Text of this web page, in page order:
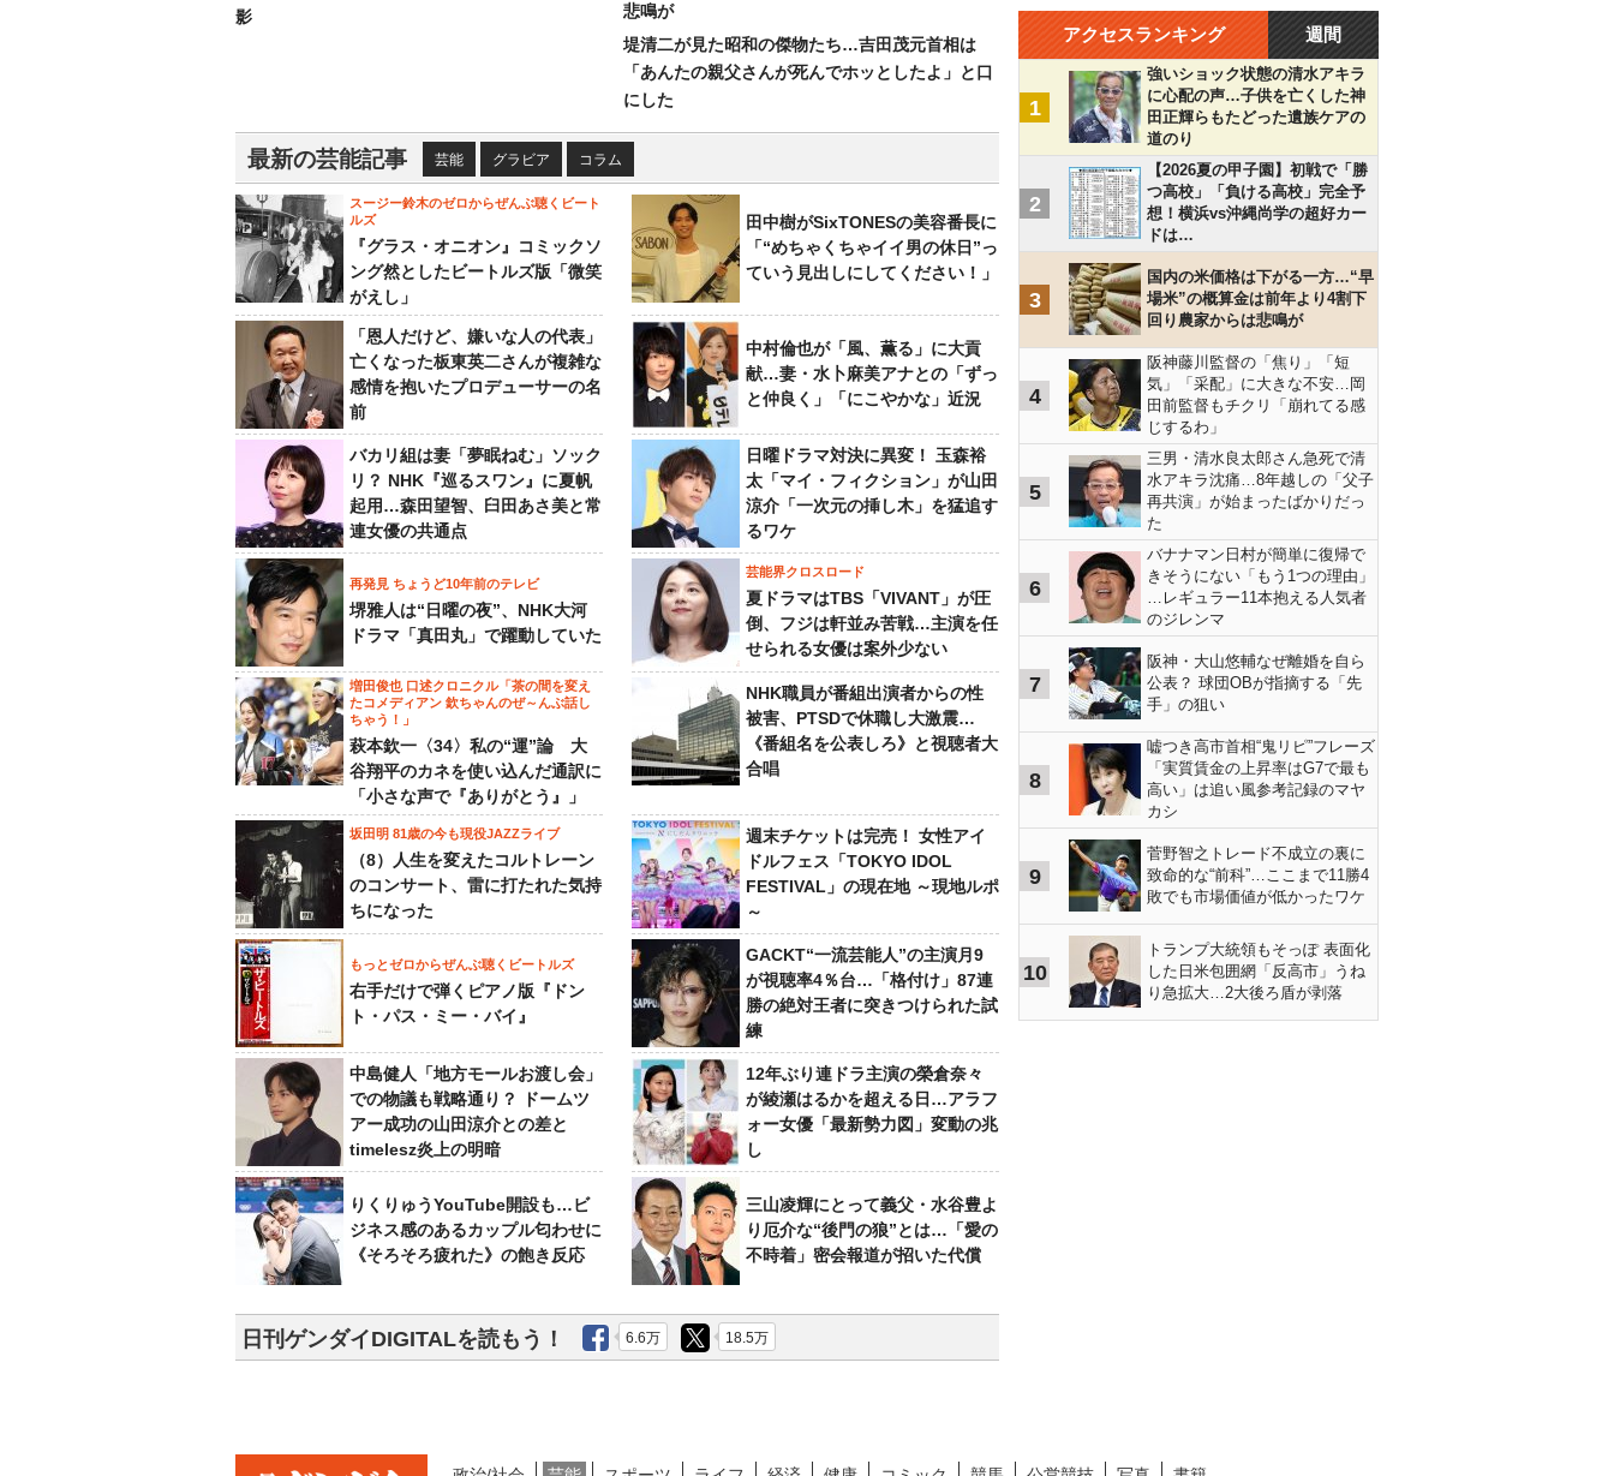
影
悲鳴が
堤清二が見た昭和の傑物たち…吉田茂元首相は
「あんたの親父さんが死んでホッとしたよ」と口
にした
最新の芸能記事 芸能 グラビア コラム
スージー鈴木のゼロからぜんぶ聴くビート
ルズ
『グラス・オニオン』コミックソ
ング然としたビートルズ版「微笑
がえし」
田中樹がSixTONESの美容番長に
「“めちゃくちゃイイ男の休日”っ
ていう見出しにしてください！」
「恩人だけど、嫌いな人の代表」
亡くなった板東英二さんが複雑な
感情を抱いたプロデューサーの名
前
中村倫也が「風、薫る」に大貢
献…妻・水卜麻美アナとの「ずっ
と仲良く」「にこやかな」近況
バカリ組は妻「夢眠ねむ」ソック
リ？ NHK『巡るスワン』に夏帆
起用…森田望智、臼田あさ美と常
連女優の共通点
日曜ドラマ対決に異変！ 玉森裕
太「マイ・フィクション」が山田
涼介「一次元の挿し木」を猛追す
るワケ
再発見 ちょうど10年前のテレビ
堺雅人は“日曜の夜”、NHK大河
ドラマ「真田丸」で躍動していた
芸能界クロスロード
夏ドラマはTBS「VIVANT」が圧
倒、フジは軒並み苦戦…主演を任
せられる女優は案外少ない
増田俊也 口述クロニクル「茶の間を変え
たコメディアン 欽ちゃんのぜ～んぶ話し
ちゃう！」
萩本欽一〈34〉私の“運”論 大
谷翔平のカネを使い込んだ通訳に
「小さな声で『ありがとう』」
NHK職員が番組出演者からの性
被害、PTSDで休職し大激震…
《番組名を公表しろ》と視聴者大
合唱
坂田明 81歳の今も現役JAZZライブ
（8）人生を変えたコルトレーン
のコンサート、雷に打たれた気持
ちになった
週末チケットは完売！ 女性アイ
ドルフェス「TOKYO IDOL
FESTIVAL」の現在地 ～現地ルポ
～
もっとゼロからぜんぶ聴くビートルズ
右手だけで弾くピアノ版『ドン
ト・パス・ミー・バイ』
GACKT“一流芸能人”の主演月9
が視聴率4％台…「格付け」87連
勝の絶対王者に突きつけられた試
練
中島健人「地方モールお渡し会」
での物議も戦略通り？ ドームツ
アー成功の山田涼介との差と
timelesz炎上の明暗
12年ぶり連ドラ主演の榮倉奈々
が綾瀬はるかを超える日…アラフ
ォー女優「最新勢力図」変動の兆
し
りくりゅうYouTube開設も…ビ
ジネス感のあるカップル匂わせに
《そろそろ疲れた》の飽き反応
三山凌輝にとって義父・水谷豊よ
り厄介な“後門の狼”とは…「愛の
不時着」密会報道が招いた代償
日刊ゲンダイDIGITALを読もう！ 6.6万 18.5万
アクセスランキング 週間
1
強いショック状態の清水アキラ
に心配の声…子供を亡くした神
田正輝らもたどった遺族ケアの
道のり
2
【2026夏の甲子園】初戦で「勝
つ高校」「負ける高校」完全予
想！横浜vs沖縄尚学の超好カー
ドは…
3
国内の米価格は下がる一方…“早
場米”の概算金は前年より4割下
回り農家からは悲鳴が
4
阪神藤川監督の「焦り」「短
気」「采配」に大きな不安…岡
田前監督もチクリ「崩れてる感
じするわ」
5
三男・清水良太郎さん急死で清
水アキラ沈痛…8年越しの「父子
再共演」が始まったばかりだっ
た
6
バナナマン日村が簡単に復帰で
きそうにない「もう1つの理由」
…レギュラー11本抱える人気者
のジレンマ
7
阪神・大山悠輔なぜ離婚を自ら
公表？ 球団OBが指摘する「先
手」の狙い
8
嘘つき高市首相“鬼リピ”フレーズ
「実質賃金の上昇率はG7で最も
高い」は追い風参考記録のマヤ
カシ
9
菅野智之トレード不成立の裏に
致命的な“前科”…ここまで11勝4
敗でも市場価値が低かったワケ
10
トランプ大統領もそっぽ 表面化
した日米包囲網「反高市」うね
り急拡大…2大後ろ盾が剥落